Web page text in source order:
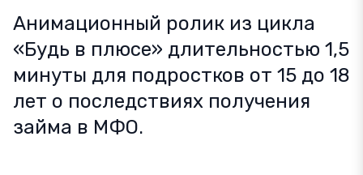
Анимационный ролик из цикла
«Будь в плюсе» длительностью 1,5
минуты для подростков от 15 до 18
лет о последствиях получения
займа в МФО.